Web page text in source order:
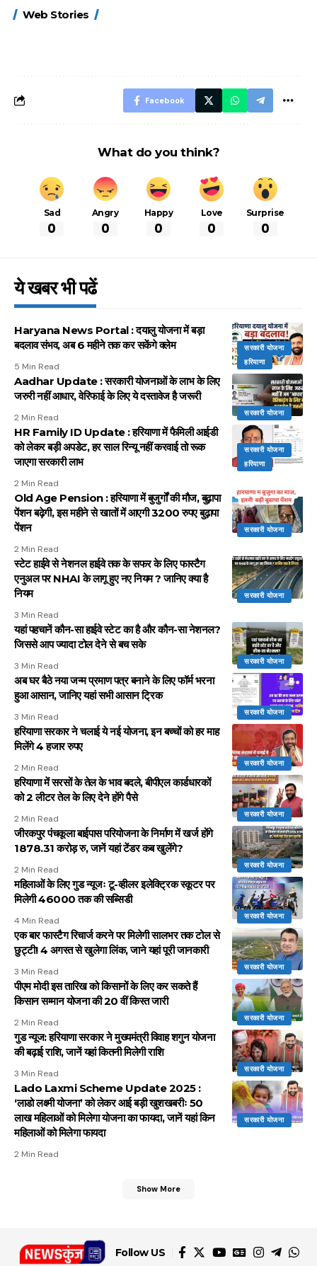
Web Stories
FASTag के ये नए
Facebook
What do you think?
Sad
0
Angry
0
Happy
0
Love
0
Surprise
0
ये खबर भी पढें
सरकारी योजना
हरियाणा
Haryana News Portal : दयालु योजना में बड़ा
बदलाव संभव, अब 6 महीने तक कर सकेंगे क्लेम
5 Min Read
सरकारी योजना
Aadhar Update : सरकारी योजनाओं के लाभ के लिए
जरुरी नहीं आधार, वेरिफाई के लिए ये दस्तावेज है जरूरी
2 Min Read
सरकारी योजना
हरियाणा
HR Family ID Update : हरियाणा में फैमिली आईडी
को लेकर बड़ी अपडेट, हर साल रिन्यू नहीं करवाई तो रूक
जाएगा सरकारी लाभ
2 Min Read
सरकारी योजना
Old Age Pension : हरियाणा में बुजुर्गों की मौज, बुढ़ापा
पेंशन बढ़ेगी, इस महीने से खातों में आएगी 3200 रुपए बुढ़ापा
पेंशन
2 Min Read
सरकारी योजना
स्टेट हाईवे से नेशनल हाईवे तक के सफर के लिए फास्टैग
एनुअल पर NHAI के लागू हुए नए नियम ? जानिए क्या है
नियम
3 Min Read
सरकारी योजना
यहां पहचानें कौन-सा हाईवे स्टेट का है और कौन-सा नेशनल?
जिससे आप ज्यादा टोल देने से बच सके
3 Min Read
सरकारी योजना
अब घर बैठे नया जन्म प्रमाण पत्र बनाने के लिए फॉर्म भरना
हुआ आसान, जानिए यहां सभी आसान ट्रिक
3 Min Read
सरकारी योजना
हरियाणा सरकार ने चलाई ये नई योजना, इन बच्चों को हर माह
मिलेंगे 4 हजार रुपए
2 Min Read
सरकारी योजना
हरियाणा में सरसों के तेल के भाव बदले, बीपीएल कार्डधारकों
को 2 लीटर तेल के लिए देने होंगे पैसे
2 Min Read
सरकारी योजना
जीरकपुर पंचकूला बाईपास परियोजना के निर्माण में खर्ज होंगे
1878.31 करोड़ रु, जानें यहां टेंडर कब खुलेंगे?
2 Min Read
सरकारी योजना
महिलाओं के लिए गुड न्यूजः टू-व्हीलर इलेक्ट्रिक स्कूटर पर
मिलेगी 46000 तक की सब्सिडी
4 Min Read
सरकारी योजना
एक बार फास्टैग रिचार्ज करने पर मिलेगी सालभर तक टोल से
छुट्टी! 4 अगस्त से खुलेगा लिंक, जाने यहां पूरी जानकारी
3 Min Read
सरकारी योजना
पीएम मोदी इस तारिख को किसानों के लिए कर सकते हैं
किसान सम्मान योजना की 20 वीं किस्त जारी
2 Min Read
सरकारी योजना
गुड न्यूज: हरियाणा सरकार ने मुख्यमंत्री विवाह शगुन योजना
की बढ़ाई राशि, जानें यहां कितनी मिलेगी राशि
3 Min Read
सरकारी योजना
Lado Laxmi Scheme Update 2025 :
‘लाडो लक्ष्मी योजना’ को लेकर आई बड़ी खुशखबरीः 50
लाख महिलाओं को मिलेगा योजना का फायदा, जानें यहां किन
महिलाओं को मिलेगा फायदा
2 Min Read
Show More
Follow US